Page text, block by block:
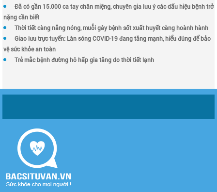
Đã có gần 15.000 ca tay chân miệng, chuyên gia lưu ý các dấu hiệu bệnh trở
nặng cần biết
Thời tiết càng nắng nóng, muỗi gây bệnh sốt xuất huyết càng hoành hành
Giao lưu trực tuyến: Làn sóng COVID-19 đang tăng mạnh, hiểu đúng để bảo
vệ sức khỏe an toàn
Trẻ mắc bệnh đường hô hấp gia tăng do thời tiết lạnh